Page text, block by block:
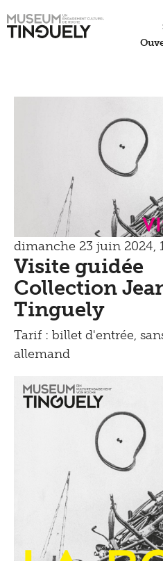
Hauptnavigation
to
Tinguely100
Marcher
Kultur Inklusiv
Presse
dimanche 23 juin 2024,
Visite guidée
Collection
Tinguely
Tarif : billet d'entrée,
allemand